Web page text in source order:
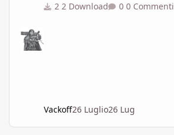
2 Download 0 Commenti
Vackoff26 Luglio26 Lug